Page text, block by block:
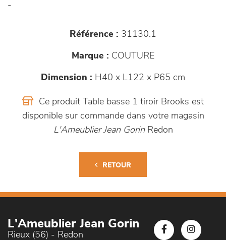
-
Référence : 31130.1
Marque : COUTURE
Dimension : H40 x L122 x P65 cm
Ce produit Table basse 1 tiroir Brooks est
disponible sur commande dans votre magasin
L'Ameublier Jean GorinRedon
RETOUR
L'Ameublier Jean Gorin
Rieux (56) - Redon